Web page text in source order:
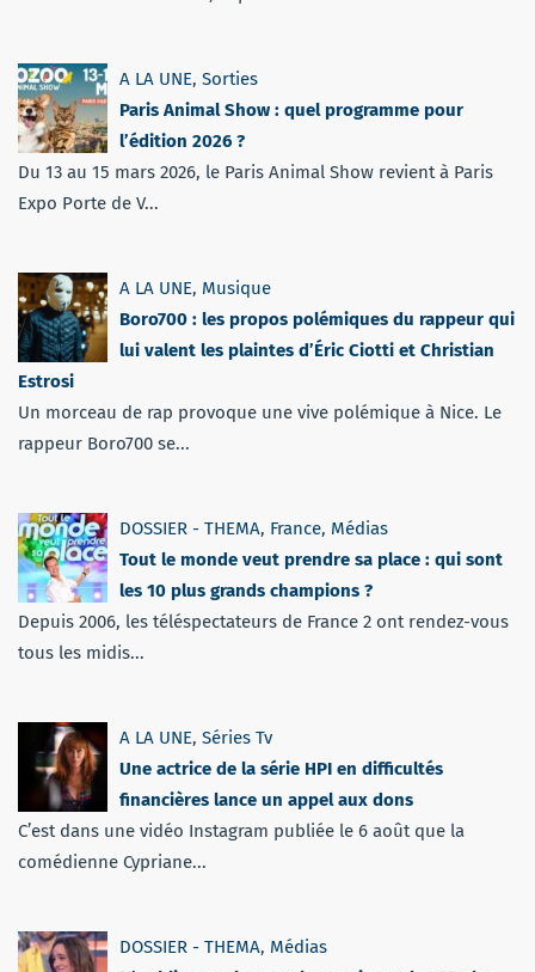
A LA UNE, Sorties
Paris Animal Show : quel programme pour
l’édition 2026 ?
Du 13 au 15 mars 2026, le Paris Animal Show revient à Paris
Expo Porte de V...
A LA UNE, Musique
Boro700 : les propos polémiques du rappeur qui
lui valent les plaintes d’Éric Ciotti et Christian
Estrosi
Un morceau de rap provoque une vive polémique à Nice. Le
rappeur Boro700 se...
DOSSIER - THEMA, France, Médias
Tout le monde veut prendre sa place : qui sont
les 10 plus grands champions ?
Depuis 2006, les téléspectateurs de France 2 ont rendez-vous
tous les midis...
A LA UNE, Séries Tv
Une actrice de la série HPI en difficultés
financières lance un appel aux dons
C’est dans une vidéo Instagram publiée le 6 août que la
comédienne Cypriane...
DOSSIER - THEMA, Médias